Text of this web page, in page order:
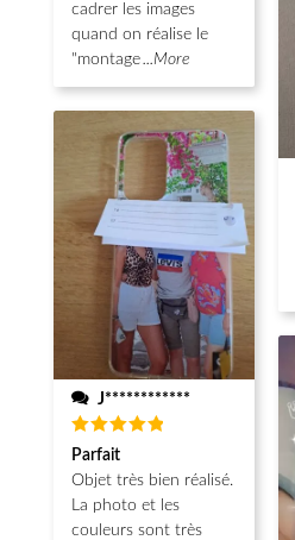
cadrer les images
quand on réalise le
"montage...More
J************
Note5
sur 5
Parfait
Objet très bien réalisé.
La photo et les
couleurs sont très